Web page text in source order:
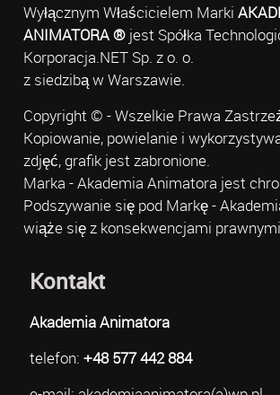
Wyłącznym Właścicielem Marki
ANIMATORA ®jest Spółka
Korporacja.NET Sp. z o. o.
z siedzibą w Warszawie.
Copyright © - Wszelkie Prawa
Kopiowanie, powielanie i
zdjęć, grafik jest zabronione.
Marka - Akademia Animatora jest
Podszywanie się pod Markę -
wiąże się z konsekwencjami
Kontakt
Akademia Animatora
telefon: +48 577 442 884